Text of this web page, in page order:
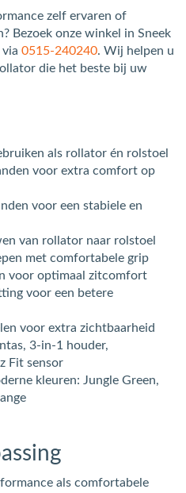
zelf ervaren of
Bezoek onze winkel in Sneek
0515-240240. Wij helpen u
die het beste bij uw
als rollator én rolstoel
voor extra comfort op
voor een stabiele en
van rollator naar rolstoel
met comfortabele grip
voor optimaal zitcomfort
voor een betere
voor extra zichtbaarheid
3-in-1 houder,
Fit sensor
kleuren: Jungle Green,
als comfortabele